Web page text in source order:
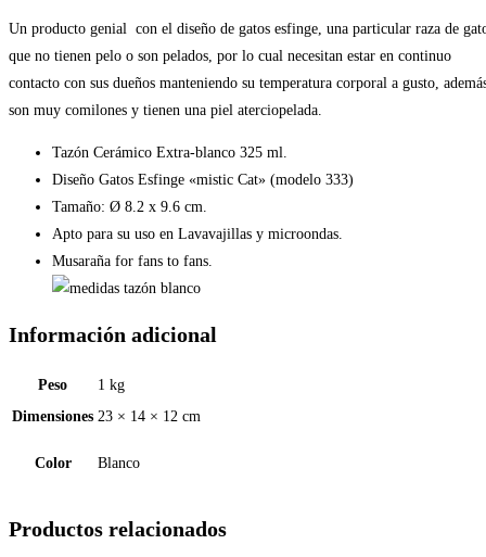
Un producto genial con el diseño de gatos esfinge, una particular raza de
que no tienen pelo o son pelados, por lo cual necesitan estar en continuo
contacto con sus dueños manteniendo su temperatura corporal a gusto,
son muy comilones y tienen una piel aterciopelada.
Tazón Cerámico Extra-blanco 325 ml.
Diseño Gatos Esfinge «mistic Cat» (modelo 333)
Tamaño: Ø 8.2 x 9.6 cm.
Apto para su uso en Lavavajillas y microondas.
Musaraña for fans to fans.
Información adicional
Peso
1 kg
Dimensiones 23 × 14 × 12 cm
Color Blanco
Productos relacionados